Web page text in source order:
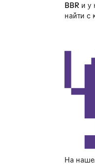
BBR и у
найти с
На